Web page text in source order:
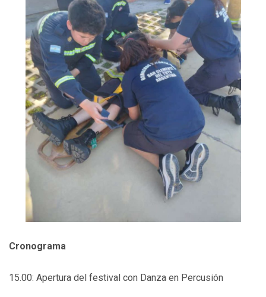
Cronograma
15.00: Apertura del festival con Danza en Percusión